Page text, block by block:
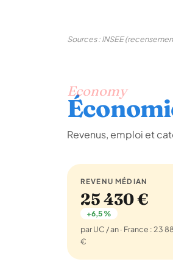
Sources : INSEE
Economy
Revenus, emploi et
REVENU MÉDIAN
25 430 €
+6,5 %
par UC / an · France : 23
€